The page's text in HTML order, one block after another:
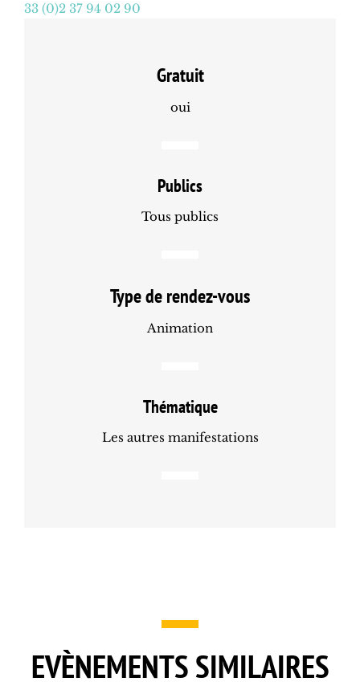
33 (0)2 37 94 02 90
Gratuit
oui
Publics
Tous publics
Type de rendez-vous
Animation
Thématique
Les autres manifestations
EVÈNEMENTS SIMILAIRES